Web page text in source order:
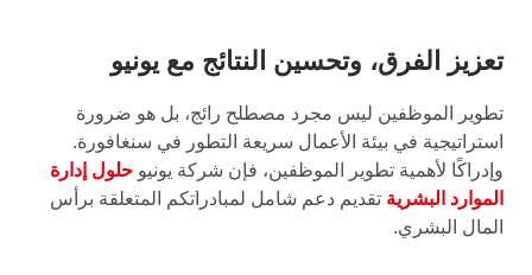
تعزيز الفرق، وتحسين النتائج مع يونيو
تطوير الموظفين ليس مجرد مصطلح رائج، بل هو ضرورة
استراتيجية في بيئة الأعمال سريعة التطور في سنغافورة.
وإدراكًا لأهمية تطوير الموظفين، فإن شركة يونيو حلول إدارة
الموارد البشرية تقديم دعم شامل لمبادراتكم المتعلقة برأس
المال البشري.